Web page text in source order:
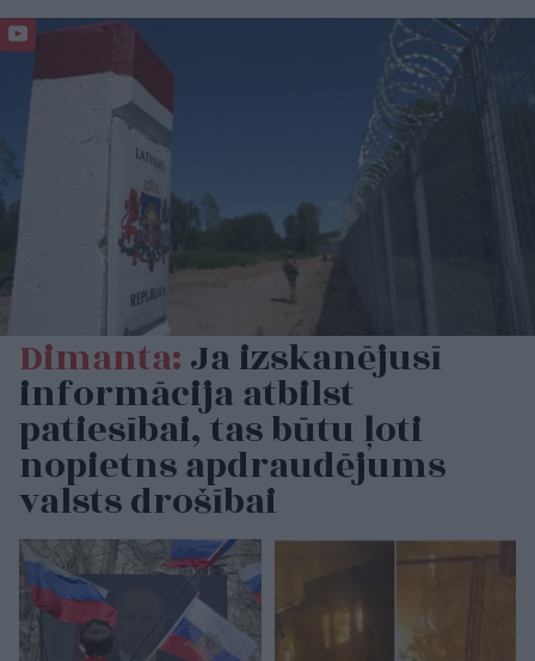
Dimanta:Ja izskanējusī
informācija atbilst
patiesībai, tas būtu ļoti
nopietns apdraudējums
valsts drošībai